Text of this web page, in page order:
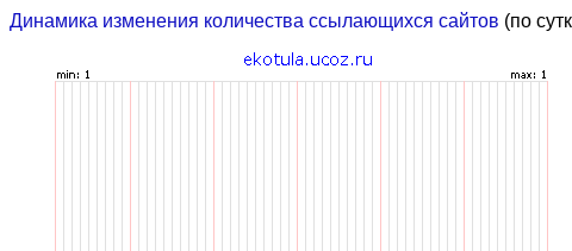
Динамика изменения количества ссылающихся сайтов (по